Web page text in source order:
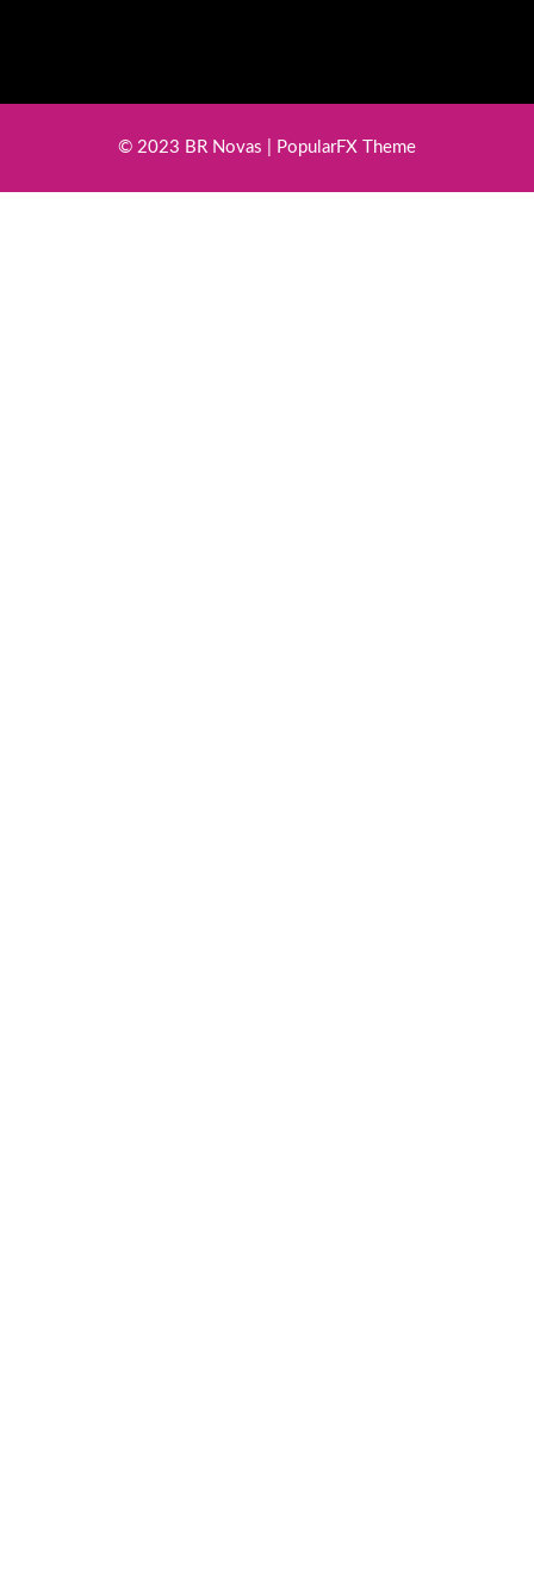
© 2023 BR Novas | PopularFX Theme